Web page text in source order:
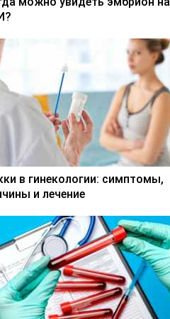
в гинекологии: симптомы,
и лечение